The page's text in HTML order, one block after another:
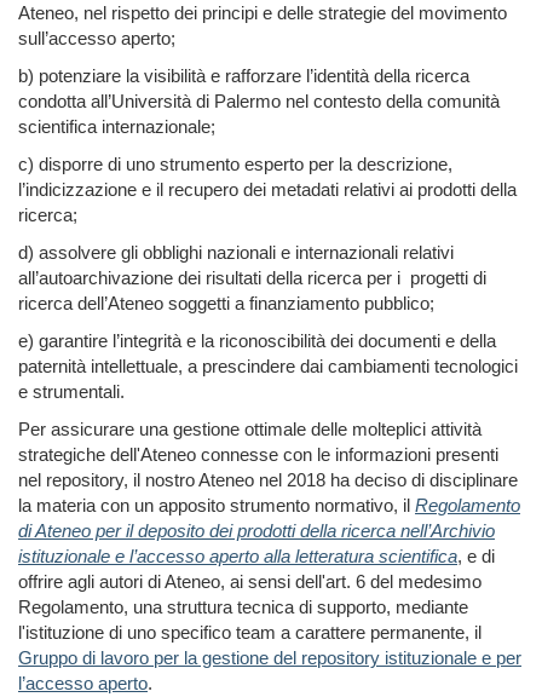
Ateneo, nel rispetto dei principi e delle strategie del movimento
sull’accesso aperto;
b) potenziare la visibilità e rafforzare l’identità della ricerca
condotta all’Università di Palermo nel contesto della comunità
scientifica internazionale;
c) disporre di uno strumento esperto per la descrizione,
l’indicizzazione e il recupero dei metadati relativi ai prodotti della
ricerca;
d) assolvere gli obblighi nazionali e internazionali relativi
all’autoarchivazione dei risultati della ricerca per i progetti di
ricerca dell’Ateneo soggetti a finanziamento pubblico;
e) garantire l’integrità e la riconoscibilità dei documenti e della
paternità intellettuale, a prescindere dai cambiamenti tecnologici
e strumentali.
Per assicurare una gestione ottimale delle molteplici attività
strategiche dell'Ateneo connesse con le informazioni presenti
nel repository, il nostro Ateneo nel 2018 ha deciso di disciplinare
la materia con un apposito strumento normativo, il Regolamento
di Ateneo per il deposito dei prodotti della ricerca nell’Archivio
istituzionale e l’accesso aperto alla letteratura scientifica, e di
offrire agli autori di Ateneo, ai sensi dell'art. 6 del medesimo
Regolamento, una struttura tecnica di supporto, mediante
l'istituzione di uno specifico team a carattere permanente, il
Gruppo di lavoro per la gestione del repository istituzionale e per
l’accesso aperto.